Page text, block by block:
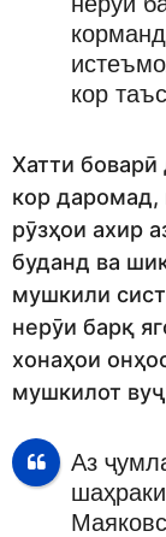
кор
Хатти
кор даромад,
рӯзҳои ахир
буданд ва
мушкили
нерӯи барқ
хонаҳои
мушкилот
Аз